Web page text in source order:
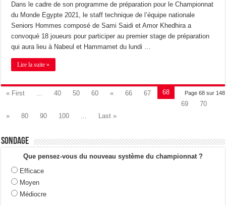
Dans le cadre de son programme de préparation pour le Championnat
du Monde Egypte 2021, le staff technique de l’équipe nationale
Seniors Hommes composé de Sami Saidi et Amor Khedhira a
convoqué 18 joueurs pour participer au premier stage de préparation
qui aura lieu à Nabeul et Hammamet du lundi …
Lire la suite »
Page 68 sur 148
« First ... 40 50 60 « 66 67
68
69
70
»
80 90 100 ... Last »
Sondage
Que pensez-vous du nouveau système du championnat ?
Efficace
Moyen
Médiocre